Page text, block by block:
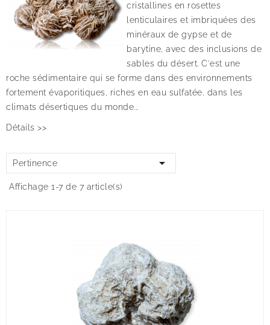
cristallines en rosettes
lenticulaires et imbriquées des
minéraux de gypse et de
barytine, avec des inclusions de
sables du désert. C'est une
roche sédimentaire qui se forme dans des environnements
fortement évaporitiques, riches en eau sulfatée, dans les
climats désertiques du monde...
Détails >>
Pertinence 
Affichage 1-7 de 7 article(s)